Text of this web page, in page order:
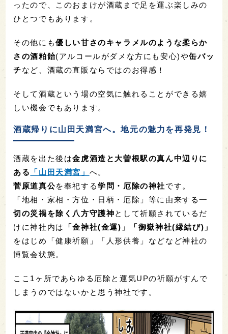
ったので、このおまけが酒蔵まで足を運ぶ楽しみの
ひとつでもあります。
その他にも優しい甘さのキャラメルのような柔らか
さの酒粕飴(アルコールがダメな方にも安心)や缶バッ
チなど、酒蔵の直販ならではのお得感！
そして酒蔵という場の空気に触れることができる嬉
しい機会でもあります。
酒蔵帰りに山田天満宮へ。地元の魅力を再発見！
酒蔵を出た後は金虎酒造と大曽根駅の真ん中辺りに
ある
「山田天満宮」 へ。
菅原道真公を奉祀する学問・厄除の神社です。
「地相・家相・方位・日柄・厄除」等に由来する一
切の災禍を除く八方守護神として祈願されているだ
けに神社内は
「金神社(金運)」「御嶽神社(縁結び)」
をはじめ「健康祈願」「人形供養」などなど神社の
博覧会状態。
ここ1ヶ所であらゆる厄除と運気UPの祈願がすんで
しまうのではないかと思う神社です。